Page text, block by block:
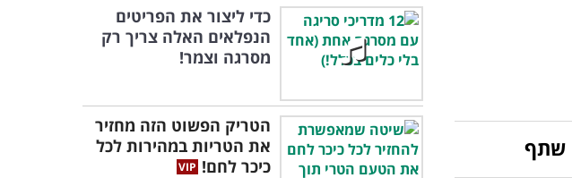
שתף
כדי ליצור את הפריטים
הנפלאים האלה צריך רק
מסרגה וצמר!
הטריק הפשוט הזה מחזיר
את הטריות במהירות לכל
כיכר לחם!